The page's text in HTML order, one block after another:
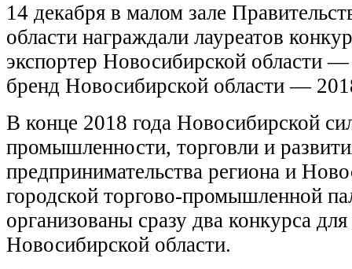
14 декабря в малом зале
области награждали лауреатов
экспортер Новосибирской области
бренд Новосибирской области —
В конце 2018 года Новосибирской
промышленности, торговли и
предпринимательства региона и
городской торгово-промышленной
организованы сразу два конкурса
Новосибирской области.